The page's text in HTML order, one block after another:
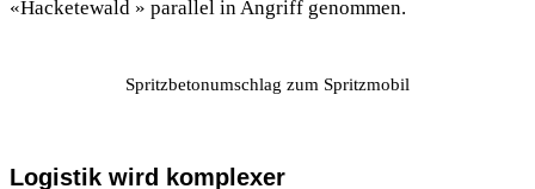
«Hacketewald » parallel in Angriff genommen.
Spritzbetonumschlag zum Spritzmobil
Logistik wird komplexer